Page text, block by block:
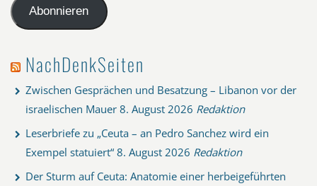
AdresseAbonnieren
NachDenkSeiten
Zwischen Gesprächen und Besatzung – Libanon vor der
israelischen Mauer 8. August 2026 Redaktion
Leserbriefe zu „Ceuta – an Pedro Sanchez wird ein
Exempel statuiert“ 8. August 2026 Redaktion
Der Sturm auf Ceuta: Anatomie einer herbeigeführten